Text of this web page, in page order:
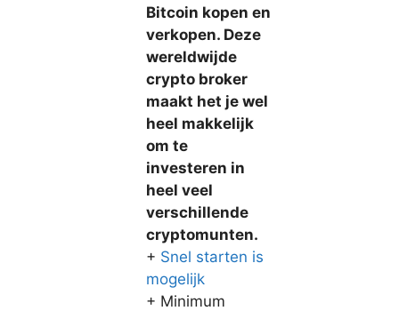
Bitcoin kopen en
verkopen. Deze
wereldwijde
crypto broker
maakt het je wel
heel makkelijk
om te
investeren in
heel veel
verschillende
cryptomunten.
+ Snel starten is
mogelijk
+ Minimum